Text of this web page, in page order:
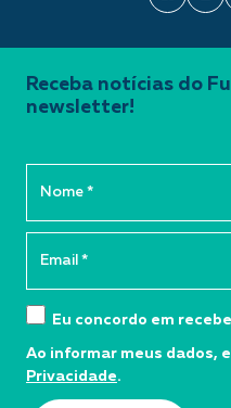
Receba notícias do
newsletter!
Eu concordo em
Ao informar meus dados,
Privacidade.